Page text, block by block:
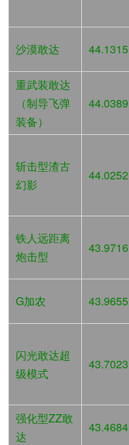
沙漠敢达 44.1315
重武装敢达
（制导飞弹
装备）
44.0389
斩击型渣古
幻影
44.0252
铁人远距离
炮击型
43.9716
G加农 43.9655
闪光敢达超
级模式
43.7023
强化型ZZ敢
达
43.4684